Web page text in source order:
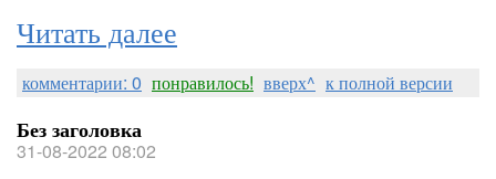
Читать далее
комментарии: 0 понравилось! вверх^ к полной версии
Без заголовка
31-08-2022 08:02